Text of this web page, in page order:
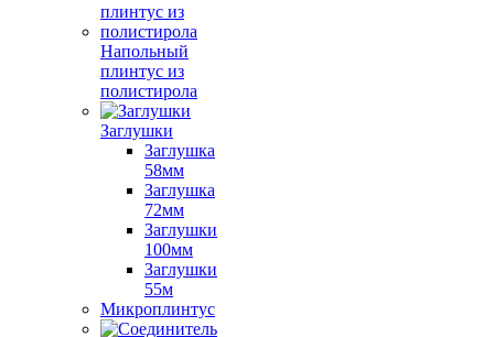
Напольный
плинтус из
полистирола
Заглушки
Заглушка
58мм
Заглушка
72мм
Заглушки
100мм
Заглушки
55м
Микроплинтус